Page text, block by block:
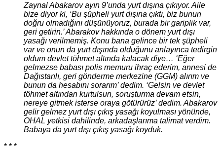
Zaynal Abakarov ayın 9’unda yurt dışına çıkıyor. Aile
bize diyor ki, ‘Bu şüpheli yurt dışına çıktı, biz bunun
doğru olmadığını düşünüyoruz, burada bir gariplik var,
geri getirin.’ Abarakov hakkında o dönem yurt dışı
yasağı verilmemiş. Konu bana gelince bir tek şüpheli
var ve onun da yurt dışında olduğunu anlayınca tedirgin
oldum devlet töhmet altında kalacak diye… ‘Eğer
gelmezse babası polis memuru ihraç ederim, annesi de
Dağıstanlı, geri gönderme merkezine (GGM) alırım ve
bunun da hesabını sorarım’ dedim. ‘Gelsin ve devlet
töhmet altından kurtulsun, soruşturma devam etsin,
nereye gitmek isterse oraya götürürüz’ dedim. Abakarov
gelir gelmez yurt dışı çıkış yasağı koyulması yönünde,
OHAL yetkisi dahilinde, arkadaşlarıma talimat verdim.
Babaya da yurt dışı çıkış yasağı koyduk.
* * *